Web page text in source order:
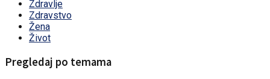
Zdravlje
Zdravstvo
Žena
Život
Pregledaj po temama